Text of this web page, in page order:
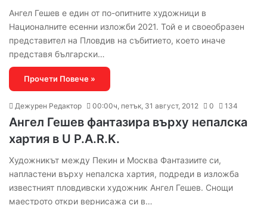
Ангел Гешев е един от по-опитните художници в
Националните есенни изложби 2021. Той е и своеобразен
представител на Пловдив на събитието, което иначе
представя български…
Прочети Повече »
Дежурен Редактор 00:00ч, петък, 31 август, 2012 0 134
Ангел Гешев фантазира върху непалска
хартия в U P.A.R.K.
Художникът между Пекин и Москва Фантазиите си,
напластени върху непалска хартия, подреди в изложба
известният пловдивски художник Ангел Гешев. Снощи
маестрото откри вернисажа си в…